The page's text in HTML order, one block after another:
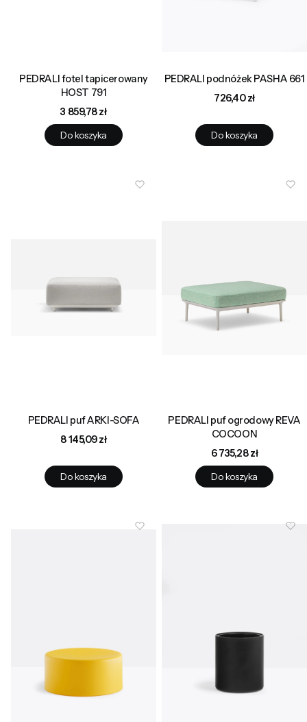
PEDRALI fotel tapicerowany
HOST 791
Cena
3 859,78 zł
Do koszyka
PEDRALI podnóżek PASHA 661
Cena
726,40 zł
Do koszyka
PEDRALI puf ARKI-SOFA
Cena
8 145,09 zł
Do koszyka
PEDRALI puf ogrodowy REVA
COCOON
Cena
6 735,28 zł
Do koszyka